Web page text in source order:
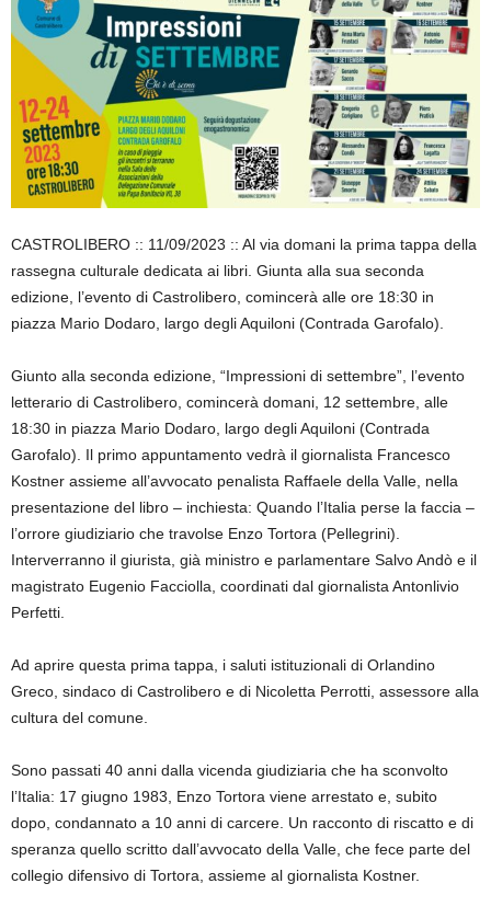
CASTROLIBERO :: 11/09/2023 :: Al via domani la prima tappa della
rassegna culturale dedicata ai libri. Giunta alla sua seconda
edizione, l’evento di Castrolibero, comincerà alle ore 18:30 in
piazza Mario Dodaro, largo degli Aquiloni (Contrada Garofalo).
Giunto alla seconda edizione, “Impressioni di settembre”, l’evento
letterario di Castrolibero, comincerà domani, 12 settembre, alle
18:30 in piazza Mario Dodaro, largo degli Aquiloni (Contrada
Garofalo). Il primo appuntamento vedrà il giornalista Francesco
Kostner assieme all’avvocato penalista Raffaele della Valle, nella
presentazione del libro – inchiesta: Quando l’Italia perse la faccia –
l’orrore giudiziario che travolse Enzo Tortora (Pellegrini).
Interverranno il giurista, già ministro e parlamentare Salvo Andò e il
magistrato Eugenio Facciolla, coordinati dal giornalista Antonlivio
Perfetti.
Ad aprire questa prima tappa, i saluti istituzionali di Orlandino
Greco, sindaco di Castrolibero e di Nicoletta Perrotti, assessore alla
cultura del comune.
Sono passati 40 anni dalla vicenda giudiziaria che ha sconvolto
l’Italia: 17 giugno 1983, Enzo Tortora viene arrestato e, subito
dopo, condannato a 10 anni di carcere. Un racconto di riscatto e di
speranza quello scritto dall’avvocato della Valle, che fece parte del
collegio difensivo di Tortora, assieme al giornalista Kostner.